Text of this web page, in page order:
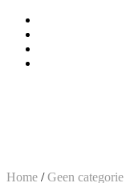
Home /Geen categorie